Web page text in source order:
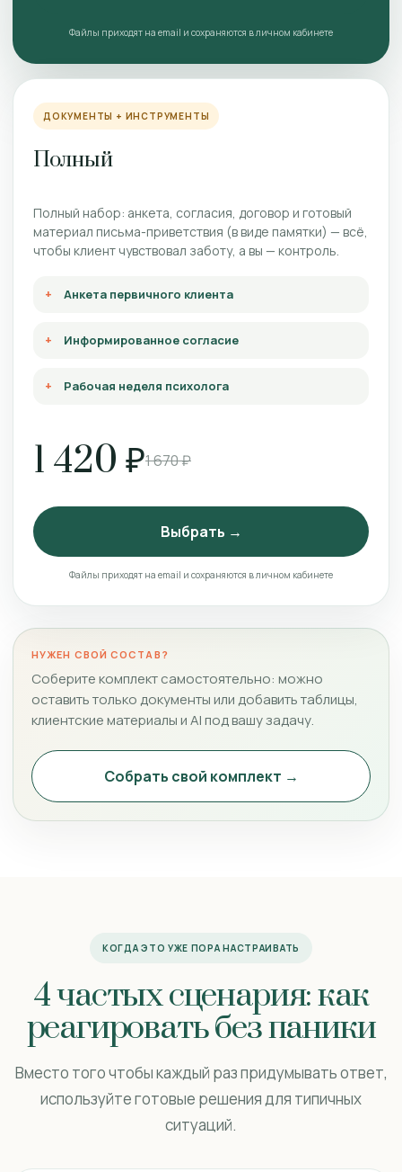
Файлы приходят на email и сохраняются в личном кабинете
ДОКУМЕНТЫ + ИНСТРУМЕНТЫ
Полный
Полный набор: анкета, согласия, договор и готовый
материал письма-приветствия (в виде памятки) — всё,
чтобы клиент чувствовал заботу, а вы — контроль.
Анкета первичного клиента
Информированное согласие
Рабочая неделя психолога
1 420 ₽1 670 ₽
Выбрать →
Файлы приходят на email и сохраняются в личном кабинете
НУЖЕН СВОЙ СОСТАВ?
Соберите комплект самостоятельно: можно
оставить только документы или добавить таблицы,
клиентские материалы и AI под вашу задачу.
Собрать свой комплект →
КОГДА ЭТО УЖЕ ПОРА НАСТРАИВАТЬ
4 частых сценария: как
реагировать без паники
Вместо того чтобы каждый раз придумывать ответ,
используйте готовые решения для типичных
ситуаций.